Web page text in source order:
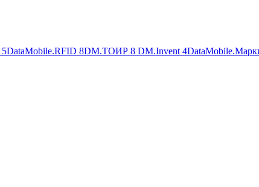
5DataMobile.RFID 8DM.ТОИР 8 DM.Invent 4